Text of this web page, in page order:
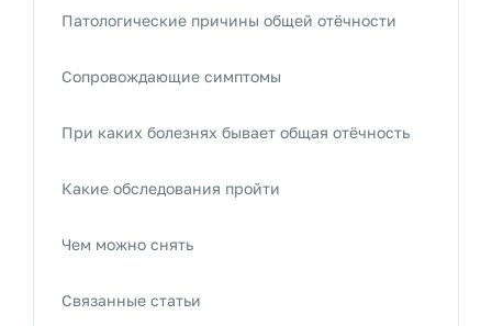
Патологические причины общей отёчности
Сопровождающие симптомы
При каких болезнях бывает общая отёчность
Какие обследования пройти
Чем можно снять
Связанные статьи